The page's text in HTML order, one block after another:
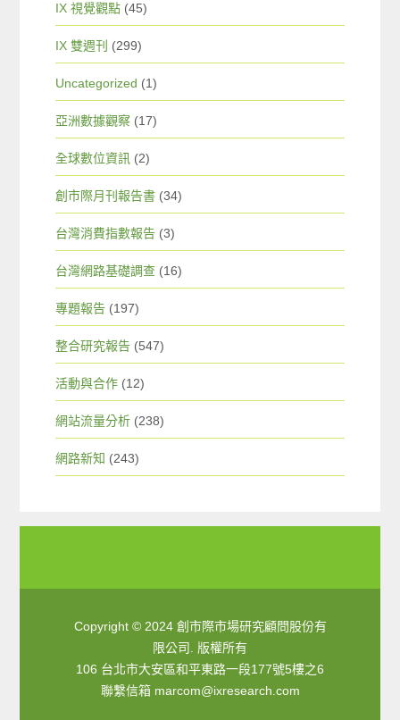
IX 視覺觀點 (45)
IX 雙週刊 (299)
Uncategorized (1)
亞洲數據觀察 (17)
全球數位資訊 (2)
創市際月刊報告書 (34)
台灣消費指數報告 (3)
台灣網路基礎調查 (16)
專題報告 (197)
整合研究報告 (547)
活動與合作 (12)
網站流量分析 (238)
網路新知 (243)
Copyright © 2024 創市際市場研究顧問股份有
限公司. 版權所有
106 台北市大安區和平東路一段177號5樓之6
聯繫信箱 marcom@ixresearch.com